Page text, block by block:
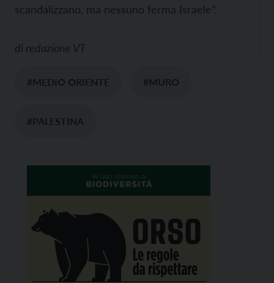
scandalizzano, ma nessuno ferma Israele”.
di redazione VT
#MEDIO ORIENTE #MURO
#PALESTINA